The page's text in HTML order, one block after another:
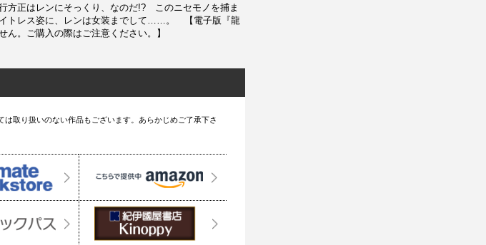
方正はレンにそっくり、なのだ!? このニセモノを捕ま
トレス姿に、レンは女装までして……。 【電子版『龍
。ご購入の際はご注意ください。】
取り扱いのない作品もございます。あらかじめご了承下さ